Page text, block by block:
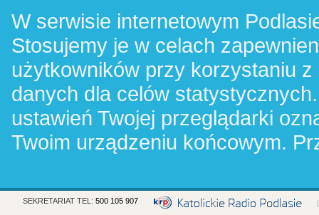
W serwisie internetowym
Stosujemy je w celach
użytkowników przy korzystaniu
danych dla celów
ustawień Twojej przeglądarki
Twoim urządzeniu końcowym.
SEKRETARIAT TEL: 500 105 907